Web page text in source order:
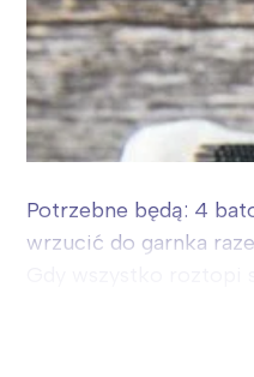
Potrzebne będą: 4
wrzucić do garnka